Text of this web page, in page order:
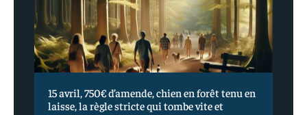
15 avril, 750€ d’amende, chien en forêt tenu en
laisse, la règle stricte qui tombe vite et